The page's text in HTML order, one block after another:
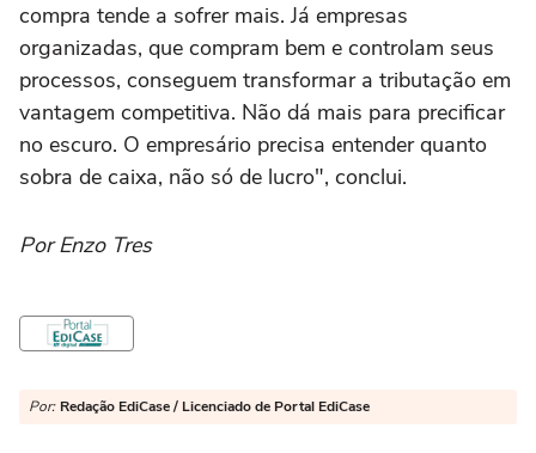
compra tende a sofrer mais. Já empresas
organizadas, que compram bem e controlam seus
processos, conseguem transformar a tributação em
vantagem competitiva. Não dá mais para precificar
no escuro. O empresário precisa entender quanto
sobra de caixa, não só de lucro", conclui.
Por Enzo Tres
Por: Redação EdiCase / Licenciado de Portal EdiCase